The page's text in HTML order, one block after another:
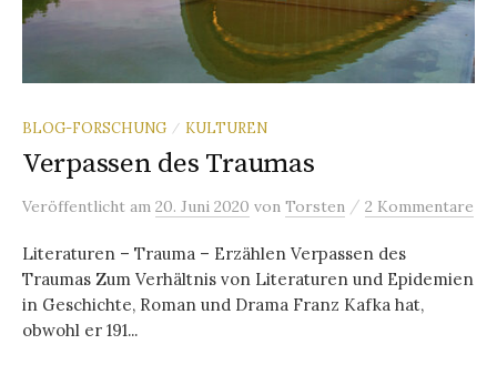
BLOG-FORSCHUNG / KULTUREN
Verpassen des Traumas
Veröffentlicht am 20. Juni 2020 von Torsten / 2 Kommentare
Literaturen – Trauma – Erzählen Verpassen des
Traumas Zum Verhältnis von Literaturen und Epidemien
in Geschichte, Roman und Drama Franz Kafka hat,
obwohl er 191...